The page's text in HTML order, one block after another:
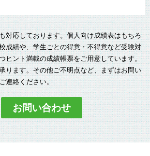
対応しております。個人向け成績表はもちろ
成績や、学生ごとの得意・不得意など受験対
ヒント満載の成績帳票をご用意しています。
ります。その他ご不明点など、まずはお問い
連絡ください。
お問い合わせ